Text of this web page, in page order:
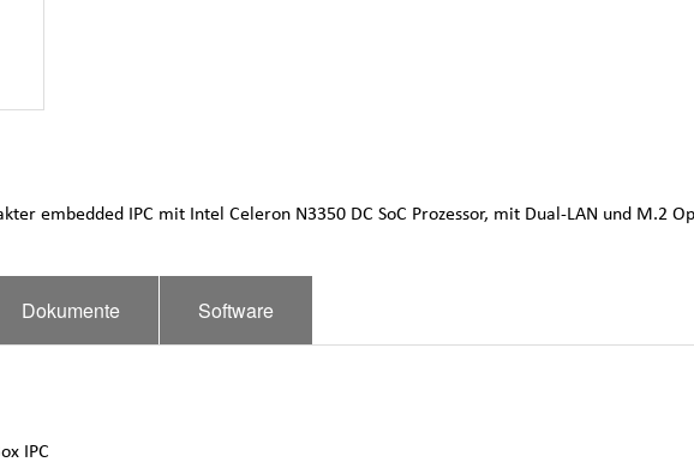
embedded IPC mit Intel Celeron N3350 DC SoC Prozessor, mit Dual-LAN und M.2
Dokumente Software
IPC